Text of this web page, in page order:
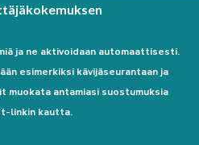
44,5 495,47€
44,5 495,47€
ja ne aktivoidaan automaattisesti.
esimerkiksi kävijäseurantaan ja
muokata antamiasi suostumuksia
linkin kautta.